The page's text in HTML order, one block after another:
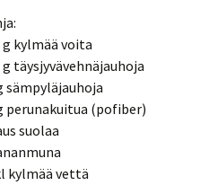
g kylmää voita
g täysjyvävehnäjauhoja
sämpyläjauhoja
perunakuitua (pofiber)
suolaa
kylmää vettä